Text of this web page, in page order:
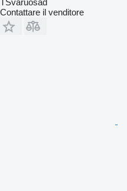
Contattare il venditore